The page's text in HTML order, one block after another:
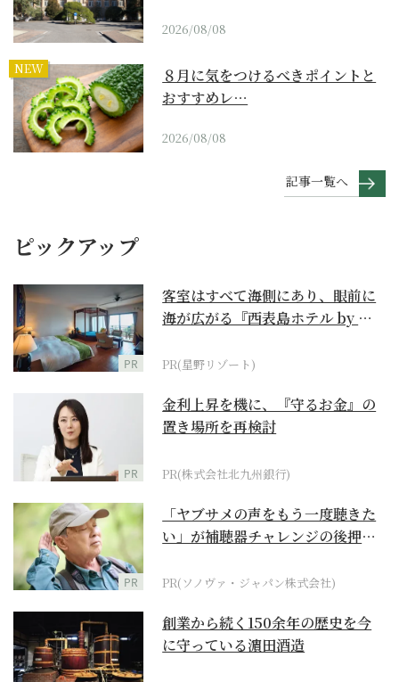
2026/08/08
NEW
８月に気をつけるべきポイントと
おすすめレ…
2026/08/08
記事一覧へ
ピックアップ
PR
客室はすべて海側にあり、眼前に
海が広がる『西表島ホテル by 星
PR(星野リゾート)
PR
金利上昇を機に、『守るお金』の
置き場所を再検討
PR(株式会社北九州銀行)
PR
「ヤブサメの声をもう一度聴きた
い」が補聴器チャレンジの後押し
PR(ソノヴァ・ジャパン株式会社)
創業から続く150余年の歴史を今
に守っている濵田酒造